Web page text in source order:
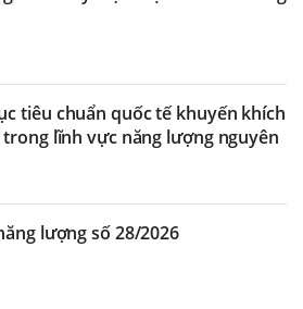
tiêu chuẩn quốc tế khuyến khích
lĩnh vực năng lượng nguyên
lượng số 28/2026